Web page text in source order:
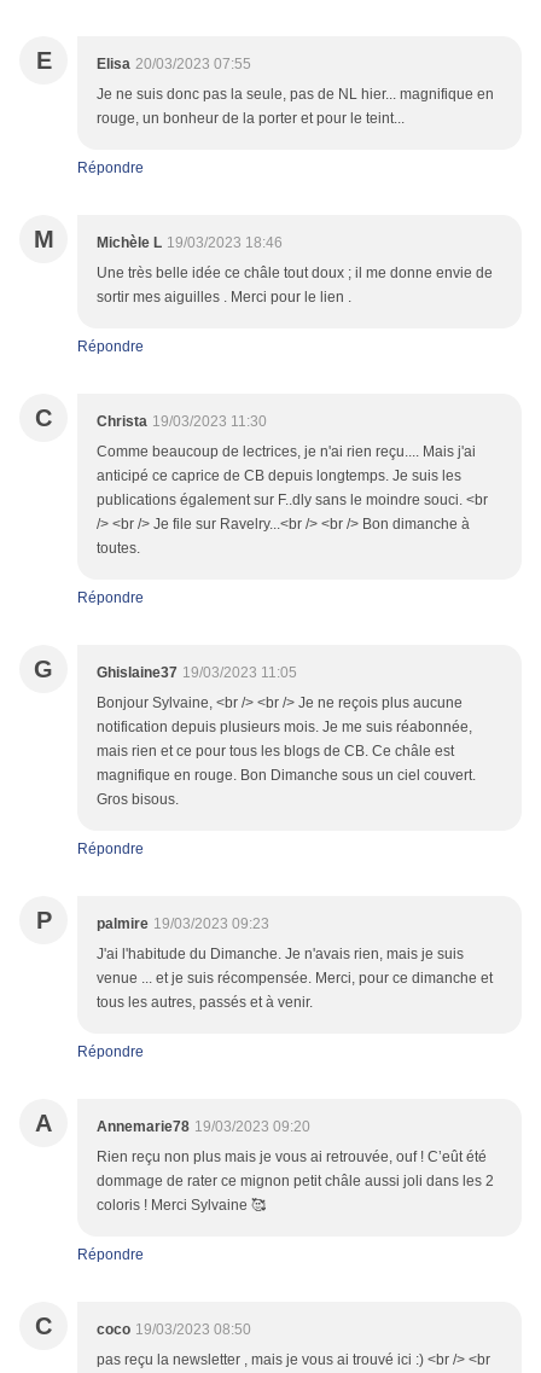
E Elisa 20/03/2023 07:55
Je ne suis donc pas la seule, pas de NL hier... magnifique en
rouge, un bonheur de la porter et pour le teint...
Répondre
M Michèle L 19/03/2023 18:46
Une très belle idée ce châle tout doux ; il me donne envie de
sortir mes aiguilles . Merci pour le lien .
Répondre
C Christa 19/03/2023 11:30
Comme beaucoup de lectrices, je n'ai rien reçu.... Mais j'ai
anticipé ce caprice de CB depuis longtemps. Je suis les
publications également sur F..dly sans le moindre souci. <br
/> <br /> Je file sur Ravelry...<br /> <br /> Bon dimanche à
toutes.
Répondre
G Ghislaine37 19/03/2023 11:05
Bonjour Sylvaine, <br /> <br /> Je ne reçois plus aucune
notification depuis plusieurs mois. Je me suis réabonnée,
mais rien et ce pour tous les blogs de CB. Ce châle est
magnifique en rouge. Bon Dimanche sous un ciel couvert.
Gros bisous.
Répondre
P palmire 19/03/2023 09:23
J'ai l'habitude du Dimanche. Je n'avais rien, mais je suis
venue ... et je suis récompensée. Merci, pour ce dimanche et
tous les autres, passés et à venir.
Répondre
A Annemarie78 19/03/2023 09:20
Rien reçu non plus mais je vous ai retrouvée, ouf ! C’eût été
dommage de rater ce mignon petit châle aussi joli dans les 2
coloris ! Merci Sylvaine 🥰
Répondre
C coco 19/03/2023 08:50
pas reçu la newsletter , mais je vous ai trouvé ici :) <br /> <br